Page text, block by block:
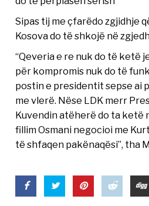
Sipas tij me çfarëdo zgjidhje
Kosova do të shkojë në
“Qeveria e re nuk do të ketë
për kompromis nuk do të
postin e presidentit sepse ai
me vlerë. Nëse LDK merr
Kuvendin atëherë do ta ketë
fillim Osmani negocioi me
të shfaqen pakënaqësi”, tha